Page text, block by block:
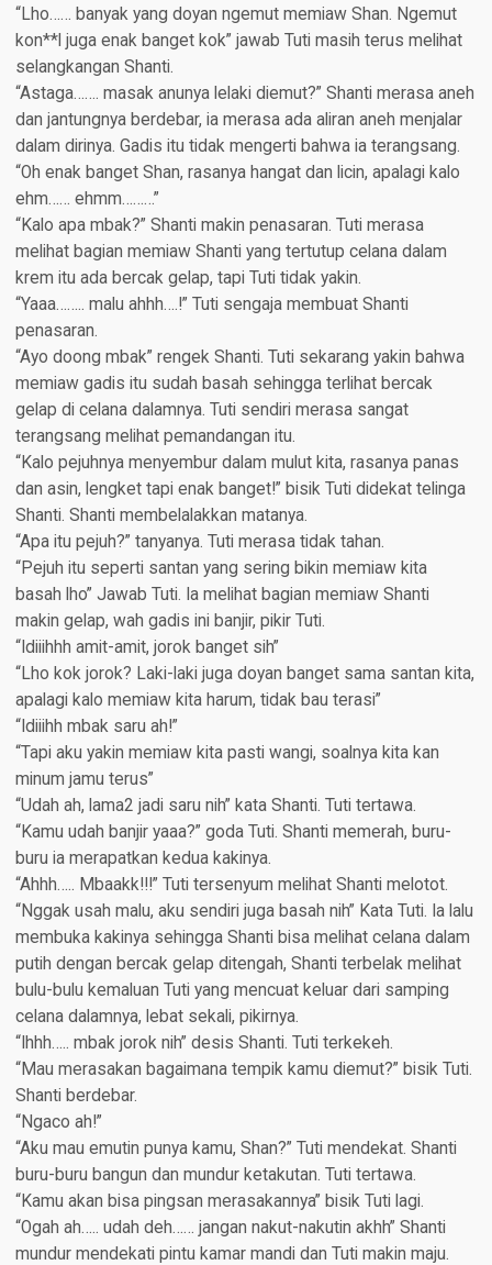
“Lho…… banyak yang doyan ngemut memiaw Shan. Ngemut
kon**l juga enak banget kok” jawab Tuti masih terus melihat
selangkangan Shanti.
“Astaga……. masak anunya lelaki diemut?” Shanti merasa aneh
dan jantungnya berdebar, ia merasa ada aliran aneh menjalar
dalam dirinya. Gadis itu tidak mengerti bahwa ia terangsang.
“Oh enak banget Shan, rasanya hangat dan licin, apalagi kalo
ehm…… ehmm………”
“Kalo apa mbak?” Shanti makin penasaran. Tuti merasa
melihat bagian memiaw Shanti yang tertutup celana dalam
krem itu ada bercak gelap, tapi Tuti tidak yakin.
“Yaaa…….. malu ahhh….!” Tuti sengaja membuat Shanti
penasaran.
“Ayo doong mbak” rengek Shanti. Tuti sekarang yakin bahwa
memiaw gadis itu sudah basah sehingga terlihat bercak
gelap di celana dalamnya. Tuti sendiri merasa sangat
terangsang melihat pemandangan itu.
“Kalo pejuhnya menyembur dalam mulut kita, rasanya panas
dan asin, lengket tapi enak banget!” bisik Tuti didekat telinga
Shanti. Shanti membelalakkan matanya.
“Apa itu pejuh?” tanyanya. Tuti merasa tidak tahan.
“Pejuh itu seperti santan yang sering bikin memiaw kita
basah lho” Jawab Tuti. Ia melihat bagian memiaw Shanti
makin gelap, wah gadis ini banjir, pikir Tuti.
“Idiiihhh amit-amit, jorok banget sih”
“Lho kok jorok? Laki-laki juga doyan banget sama santan kita,
apalagi kalo memiaw kita harum, tidak bau terasi”
“Idiiihh mbak saru ah!”
“Tapi aku yakin memiaw kita pasti wangi, soalnya kita kan
minum jamu terus”
“Udah ah, lama2 jadi saru nih” kata Shanti. Tuti tertawa.
“Kamu udah banjir yaaa?” goda Tuti. Shanti memerah, buru-
buru ia merapatkan kedua kakinya.
“Ahhh….. Mbaakk!!!” Tuti tersenyum melihat Shanti melotot.
“Nggak usah malu, aku sendiri juga basah nih” Kata Tuti. Ia lalu
membuka kakinya sehingga Shanti bisa melihat celana dalam
putih dengan bercak gelap ditengah, Shanti terbelak melihat
bulu-bulu kemaluan Tuti yang mencuat keluar dari samping
celana dalamnya, lebat sekali, pikirnya.
“Ihhh….. mbak jorok nih” desis Shanti. Tuti terkekeh.
“Mau merasakan bagaimana tempik kamu diemut?” bisik Tuti.
Shanti berdebar.
“Ngaco ah!”
“Aku mau emutin punya kamu, Shan?” Tuti mendekat. Shanti
buru-buru bangun dan mundur ketakutan. Tuti tertawa.
“Kamu akan bisa pingsan merasakannya” bisik Tuti lagi.
“Ogah ah….. udah deh…… jangan nakut-nakutin akhh” Shanti
mundur mendekati pintu kamar mandi dan Tuti makin maju.